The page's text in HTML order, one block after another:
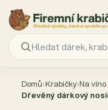
obsah
Domů›Krabičky›Na
Dřevěný dárkový